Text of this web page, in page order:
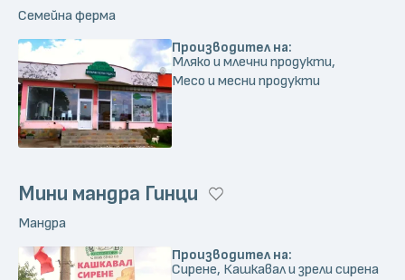
Семейна ферма
Производител на:
Мляко и млечни продукти,
Месо и месни продукти
Мини мандра Гинци
Мандра
Производител на:
Сирене, Кашкавал и зрели сирена